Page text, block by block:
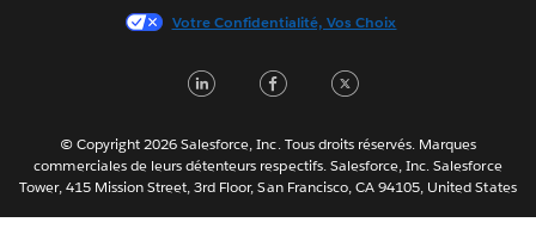
한국어
Português
ไทย
简体中文
Votre Confidentialité, Vos Choix
n
k
e
c
e
b
i
t
t
© Copyright 2026 Salesforce, Inc. Tous droits réservés. Marques
commerciales de leurs détenteurs respectifs. Salesforce, Inc. Salesforce
Tower, 415 Mission Street, 3rd Floor, San Francisco, CA 94105, United States